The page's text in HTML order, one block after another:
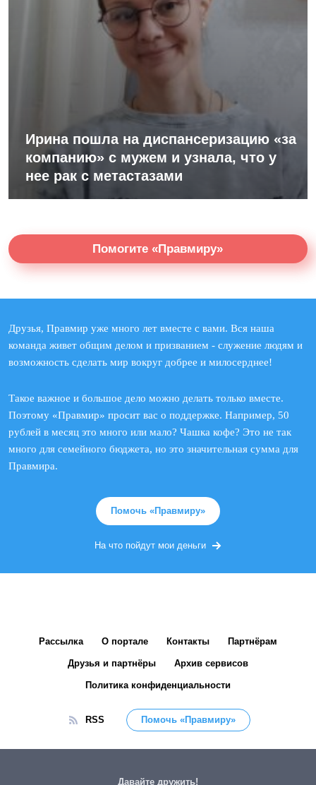
Ирина пошла на диспансеризацию «за
компанию» с мужем и узнала, что у
нее рак с метастазами
Помогите «Правмиру»
Друзья, Правмир уже много лет вместе с вами. Вся наша
команда живет общим делом и призванием - служение людям и
возможность сделать мир вокруг добрее и милосерднее!
Такое важное и большое дело можно делать только вместе.
Поэтому «Правмир» просит вас о поддержке. Например, 50
рублей в месяц это много или мало? Чашка кофе? Это не так
много для семейного бюджета, но это значительная сумма для
Правмира.
Помочь «Правмиру»
На что пойдут мои деньги
Рассылка О портале Контакты Партнёрам
Друзья и партнёры Архив сервисов
Политика конфиденциальности
RSS Помочь «Правмиру»
Давайте дружить!